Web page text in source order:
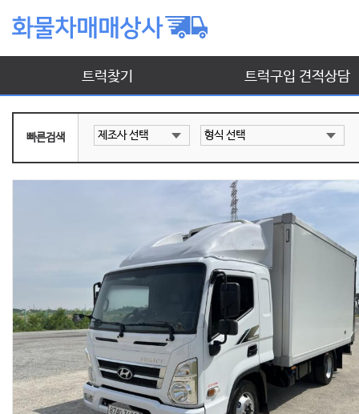
트럭찾기 트럭구입 견적상담
빠른검색